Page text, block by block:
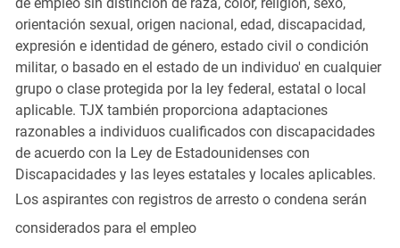
orientación sexual, origen nacional, edad, discapacidad,
expresión e identidad de género, estado civil o condición
militar, o basado en el estado de un individuo' en cualquier
grupo o clase protegida por la ley federal, estatal o local
aplicable. TJX también proporciona adaptaciones
razonables a individuos cualificados con discapacidades
de acuerdo con la Ley de Estadounidenses con
Discapacidades y las leyes estatales y locales aplicables.
Los aspirantes con registros de arresto o condena serán
considerados para el empleo